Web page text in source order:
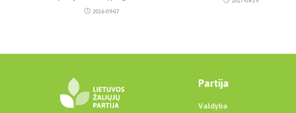
2016-09-07
Partija
Valdyba